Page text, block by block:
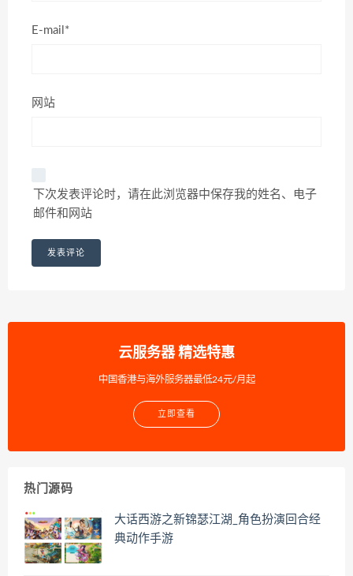
E-mail*
网站
下次发表评论时，请在此浏览器中保存我的姓名、电子
邮件和网站
云服务器 精选特惠
中国香港与海外服务器最低24元/月起
立即查看
热门源码
大话西游之新锦瑟江湖_角色扮演回合经
典动作手游